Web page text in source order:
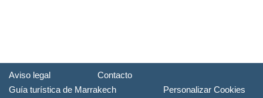
Aviso legal
Contacto
Guía turística de Marrakech
Personalizar Cookies